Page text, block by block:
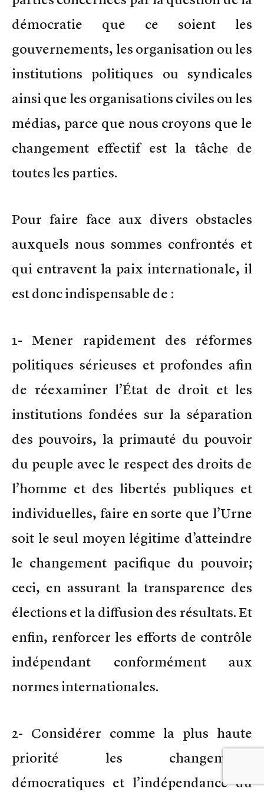
démocratie que ce soient les
gouvernements, les organisation ou les
institutions politiques ou syndicales
ainsi que les organisations civiles ou les
médias, parce que nous croyons que le
changement effectif est la tâche de
toutes les parties.
Pour faire face aux divers obstacles
auxquels nous sommes confrontés et
qui entravent la paix internationale, il
est donc indispensable de :
1- Mener rapidement des réformes
politiques sérieuses et profondes afin
de réexaminer l’État de droit et les
institutions fondées sur la séparation
des pouvoirs, la primauté du pouvoir
du peuple avec le respect des droits de
l’homme et des libertés publiques et
individuelles, faire en sorte que l’Urne
soit le seul moyen légitime d’atteindre
le changement pacifique du pouvoir;
ceci, en assurant la transparence des
élections et la diffusion des résultats. Et
enfin, renforcer les efforts de contrôle
indépendant conformément aux
normes internationales.
2- Considérer comme la plus haute
priorité les changements
démocratiques et l’indépendance du